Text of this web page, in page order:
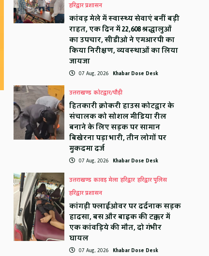
हरिद्वार प्रशासन
कांवड़ मेले में स्वास्थ्य सेवाएं बनीं बड़ी
राहत, एक दिन में 22,608 श्रद्धालुओं
का उपचार, सीडीओ ने एमआरपी का
किया निरीक्षण, व्यवस्थाओं का लिया
जायजा
07 Aug, 2026 Khabar Dose Desk
उत्तराखण्ड कोटद्वार/पौड़ी
हितकारी क्रोकरी हाउस कोटद्वार के
संचालक को सोशल मीडिया रील
बनाने के लिए सड़क पर सामान
बिखेरना पड़ा भारी, तीन लोगों पर
मुकदमा दर्ज
07 Aug, 2026 Khabar Dose Desk
उत्तराखण्ड कावड़ मेला हरिद्वार हरिद्वार पुलिस
हरिद्वार प्रशासन
कांगड़ी फ्लाईओवर पर दर्दनाक सड़क
हादसा, बस और बाइक की टक्कर में
एक कांवड़िये की मौत, दो गंभीर
घायल
07 Aug, 2026 Khabar Dose Desk